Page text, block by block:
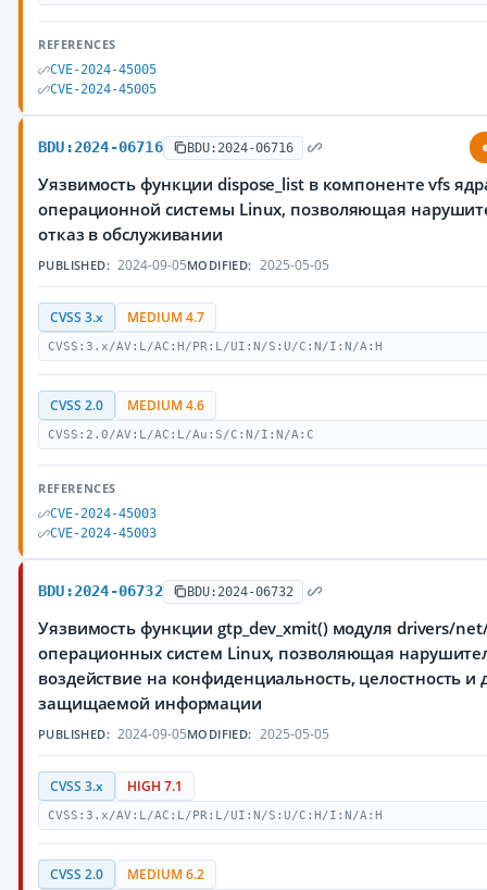
REFERENCES
CVE-2024-45005
CVE-2024-45005
BDU:2024-06716 BDU:2024-06716
Уязвимость функции dispose_list в компоненте vfs
операционной системы Linux, позволяющая
отказ в обслуживании
PUBLISHED: 2024-09-05MODIFIED: 2025-05-05
CVSS 3.x MEDIUM 4.7
CVSS:3.x/AV:L/AC:H/PR:L/UI:N/S:U/C:N/I:N/A:H
CVSS 2.0 MEDIUM 4.6
CVSS:2.0/AV:L/AC:L/Au:S/C:N/I:N/A:C
REFERENCES
CVE-2024-45003
CVE-2024-45003
BDU:2024-06732 BDU:2024-06732
Уязвимость функции gtp_dev_xmit() модуля drivers/
операционных систем Linux, позволяющая
воздействие на конфиденциальность, целостность и
защищаемой информации
PUBLISHED: 2024-09-05MODIFIED: 2025-05-05
CVSS 3.x HIGH 7.1
CVSS:3.x/AV:L/AC:L/PR:L/UI:N/S:U/C:H/I:N/A:H
CVSS 2.0 MEDIUM 6.2